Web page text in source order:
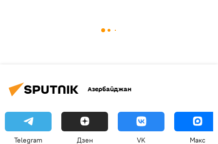
Азербайджан
Telegram Дзен VK Макс